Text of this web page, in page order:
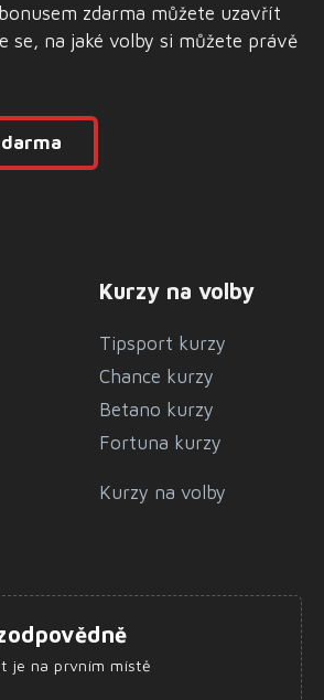
zdarma můžete uzavřít
se, na jaké volby si můžete právě
Kurzy na volby
Tipsport kurzy
Chance kurzy
Betano kurzy
Fortuna kurzy
Kurzy na volby
je na prvním místě